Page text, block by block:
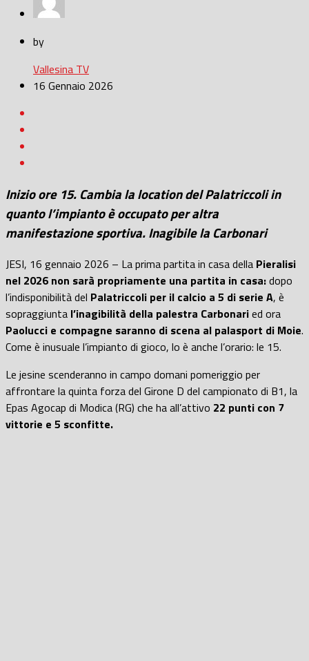
by
Vallesina TV
16 Gennaio 2026
Inizio ore 15. Cambia la location del Palatriccoli in
quanto l’impianto è occupato per altra
manifestazione sportiva. Inagibile la Carbonari
JESI, 16 gennaio 2026 – La prima partita in casa della Pieralisi
nel 2026 non sarà propriamente una partita in casa:dopo
l’indisponibilità del Palatriccoli per il calcio a 5 di serie A, è
sopraggiunta l’inagibilità della palestra Carbonaried ora
Paolucci e compagne saranno di scena al palasport di Moie.
Come è inusuale l’impianto di gioco, lo è anche l’orario: le 15.
Le jesine scenderanno in campo domani pomeriggio per
affrontare la quinta forza del Girone D del campionato di B1, la
Epas Agocap di Modica (RG) che ha all’attivo 22 punti con 7
vittorie e 5 sconfitte.